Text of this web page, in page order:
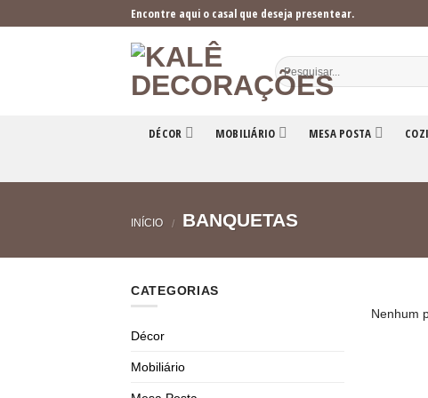
to
Encontre aqui o casal que deseja presentear.
DÉCOR MOBILIÁRIO MESA POSTA
INÍCIO / BANQUETAS
CATEGORIAS
Décor
Mobiliário
Nenhum